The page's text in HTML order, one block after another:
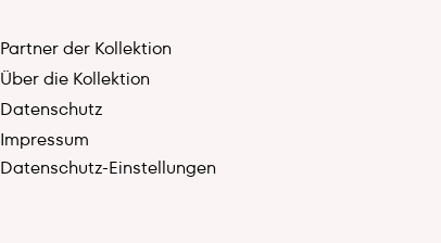
Partner der Kollektion
Über die Kollektion
Datenschutz
Impressum
Datenschutz-Einstellungen